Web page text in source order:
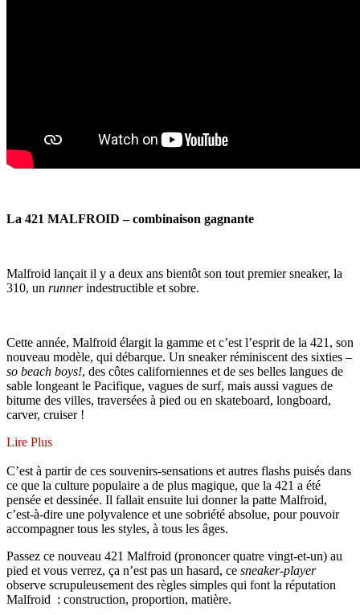
La 421 MALFROID – combinaison gagnante
Malfroid lançait il y a deux ans bientôt son tout premier sneaker, la
310, un runnerindestructible et sobre.
Cette année, Malfroid élargit la gamme et c’est l’esprit de la 421, son
nouveau modèle, qui débarque. Un sneaker réminiscent des sixties –
so beach boys!, des côtes californiennes et de ses belles langues de
sable longeant le Pacifique, vagues de surf, mais aussi vagues de
bitume des villes, traversées à pied ou en skateboard, longboard,
carver, cruiser !
Lire Plus
C’est à partir de ces souvenirs-sensations et autres flashs puisés dans
ce que la culture populaire a de plus magique, que la 421 a été
pensée et dessinée. Il fallait ensuite lui donner la patte Malfroid,
c’est-à-dire une polyvalence et une sobriété absolue, pour pouvoir
accompagner tous les styles, à tous les âges.
Passez ce nouveau 421 Malfroid (prononcer quatre vingt-et-un) au
pied et vous verrez, ça n’est pas un hasard, ce sneaker-player
observe scrupuleusement des règles simples qui font la réputation
Malfroid : construction, proportion, matière.